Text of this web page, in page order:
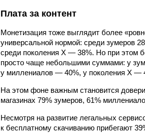
Плата за контент
Монетизация тоже выглядит более
универсальной нормой: среди зумеров
среди поколения Х — 38%. Но при этом
просто чаще небольшими суммами: у
у миллениалов — 40%, у поколения Х —
На этом фоне важным становится
магазинах 79% зумеров, 61%
Несмотря на развитие легальных
к бесплатному скачиванию прибегают